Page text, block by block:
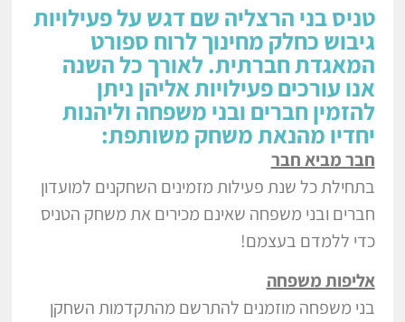
טניס בני הרצליה שם דגש על פעילויות
גיבוש כחלק מחינוך לרוח ספורט
המאגדת חברתית. לאורך כל השנה
אנו עורכים פעילויות אליהן ניתן
להזמין חברים ובני משפחה וליהנות
יחדיו מהנאת משחק משותפת:
חבר מביא חבר
בתחילת כל שנת פעילות מזמינים השחקנים למועדון
חברים ובני משפחה שאינם מכירים את משחק הטניס
כדי ללמדם בעצמם!
אליפות משפחה
בני משפחה מוזמנים להתרשם מהתקדמות השחקן